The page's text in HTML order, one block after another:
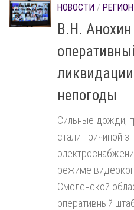
НОВОСТИ / РЕГИОН
В.Н. Анохин
непогоды
Сильные дожди,
стали причиной
режиме
Смоленской
оперативный